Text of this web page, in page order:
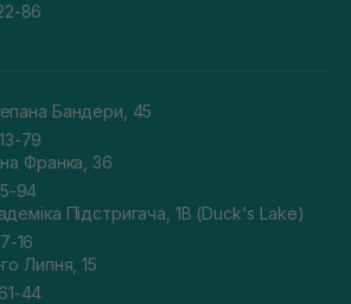
86
Бандери, 45
79
Франка, 36
94
Підстригача, 1В (Duck's Lake)
16
Липня, 15
44